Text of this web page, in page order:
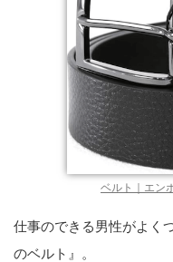
ベルト｜エン
仕事のできる男性がよく
のベルト』。